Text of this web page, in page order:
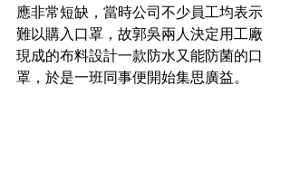
應非常短缺，當時公司不少員工均表示
難以購入口罩，故郭吳兩人決定用工廠
現成的布料設計一款防水又能防菌的口
罩，於是一班同事便開始集思廣益。